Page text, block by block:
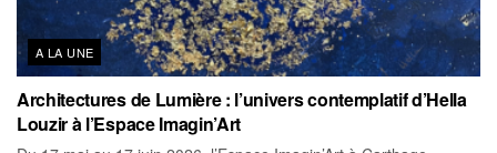
A LA UNE
Architectures de Lumière : l’univers contemplatif d’Hella
Louzir à l’Espace Imagin’Art